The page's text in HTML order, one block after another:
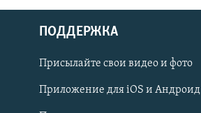
Українською
Qırımtatar
ПОДДЕРЖКА
Присылайте свои видео и фото
Приложение для iOS и Андроид